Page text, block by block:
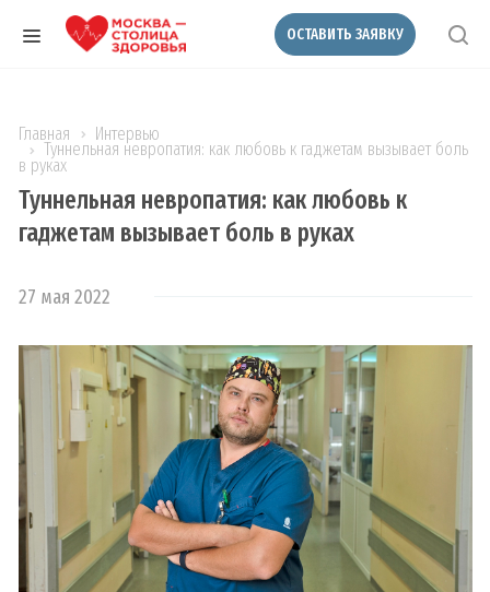
ОСТАВИТЬ ЗАЯВКУ
Главная Интервью
Туннельная невропатия: как любовь к гаджетам вызывает боль
в руках
Туннельная невропатия: как любовь к
гаджетам вызывает боль в руках
27 мая 2022